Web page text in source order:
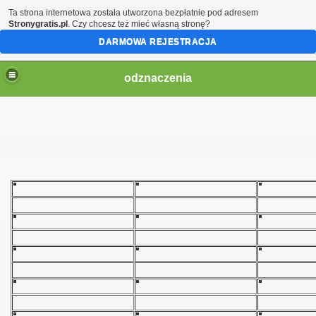
odznaczenia
Ta strona internetowa została utworzona bezpłatnie pod adresem
Stronygratis.pl . Czy chcesz też mieć własną stronę?
DARMOWA REJESTRACJA